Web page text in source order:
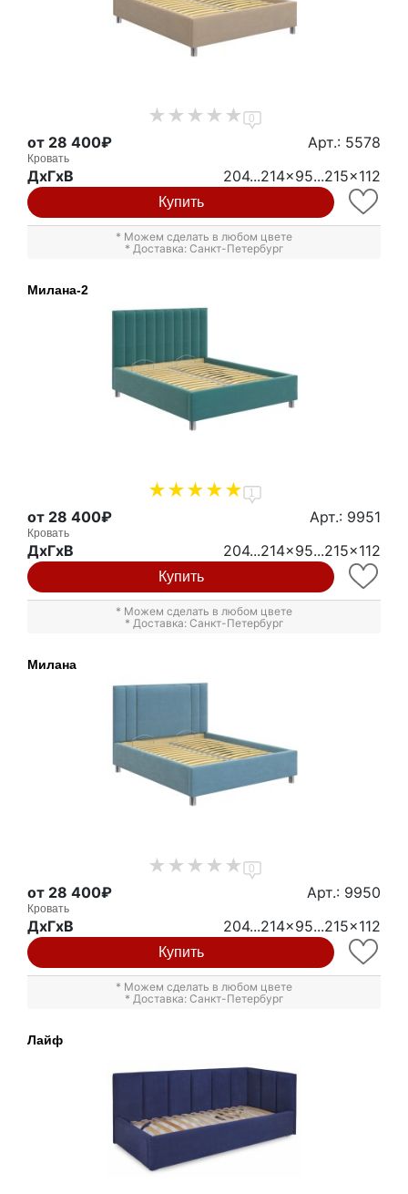
0
от 28 400₽ Арт.: 5578
Кровать
ДxГxВ 204...214x95...215x112
Купить
* Можем сделать в любом цвете
* Доставка: Санкт-Петербург
Милана-2
1
от 28 400₽ Арт.: 9951
Кровать
ДxГxВ 204...214x95...215x112
Купить
* Можем сделать в любом цвете
* Доставка: Санкт-Петербург
Милана
0
от 28 400₽ Арт.: 9950
Кровать
ДxГxВ 204...214x95...215x112
Купить
* Можем сделать в любом цвете
* Доставка: Санкт-Петербург
Лайф